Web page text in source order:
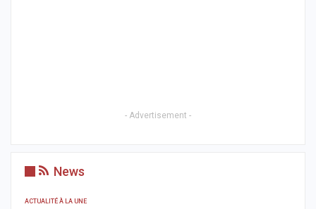
- Advertisement -
News
ACTUALITÉ À LA UNE